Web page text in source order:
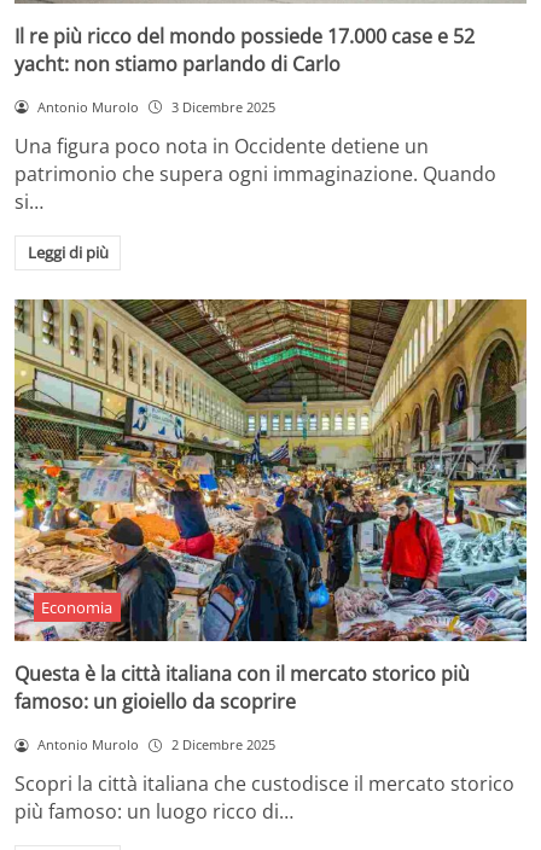
Il re più ricco del mondo possiede 17.000 case e 52
yacht: non stiamo parlando di Carlo
Antonio Murolo 3 Dicembre 2025
Una figura poco nota in Occidente detiene un
patrimonio che supera ogni immaginazione. Quando
si…
Leggi di più
Economia
Questa è la città italiana con il mercato storico più
famoso: un gioiello da scoprire
Antonio Murolo 2 Dicembre 2025
Scopri la città italiana che custodisce il mercato storico
più famoso: un luogo ricco di…